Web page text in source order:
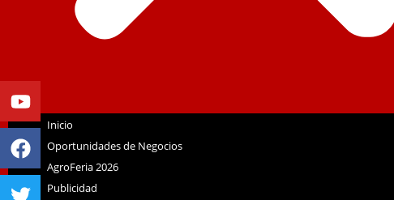
Inicio
Oportunidades de Negocios
AgroFeria 2026
Publicidad
Youtube
Facebook
Twitter
Linkedin
Instagram